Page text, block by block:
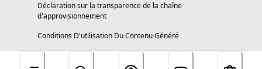
Déclaration sur la transparence de la chaîne
d'approvisionnement
Conditions D'utilisation Du Contenu Généré